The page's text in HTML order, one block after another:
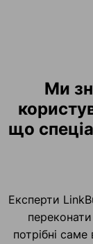
Ми
що
Експерти
потрібні